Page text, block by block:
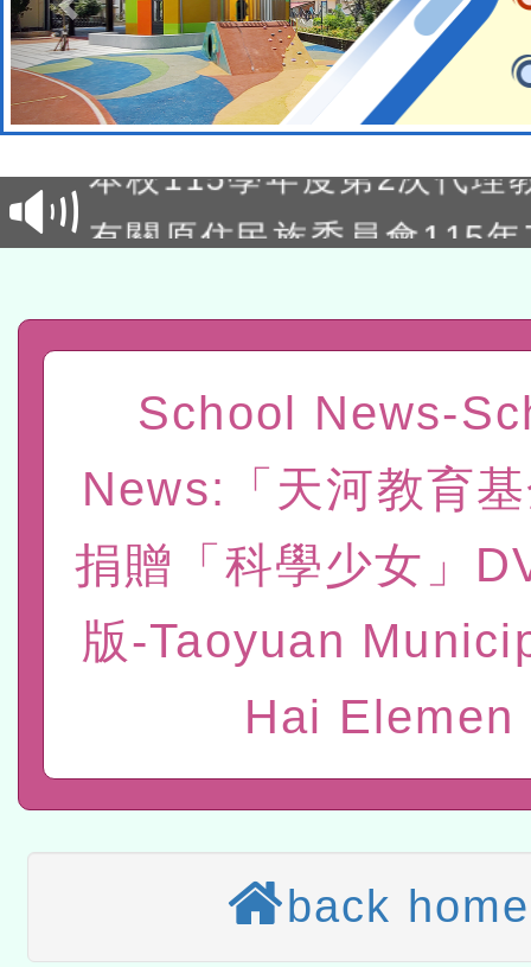
本校115學年度第1次鐘點
甄選結果公告(尚有缺額)
有關原住民族委員會115
康講座「吃得安心，動得
本校115學年度第2次代理
適應運動共學行動站研習
本館辦理115年度閱讀磐
讀推動專業研習
科技賦能─人工智慧(AI)工
程
A3數位素養講師名單
本校115學年度第1次鐘點
甄選結果公告(尚有缺額)
有關原住民族委員會115
有關本府115年70歲以上
School News-
News:「天河教育
捐贈「科學少女」
版-Taoyuan
Hai Elemen
back home